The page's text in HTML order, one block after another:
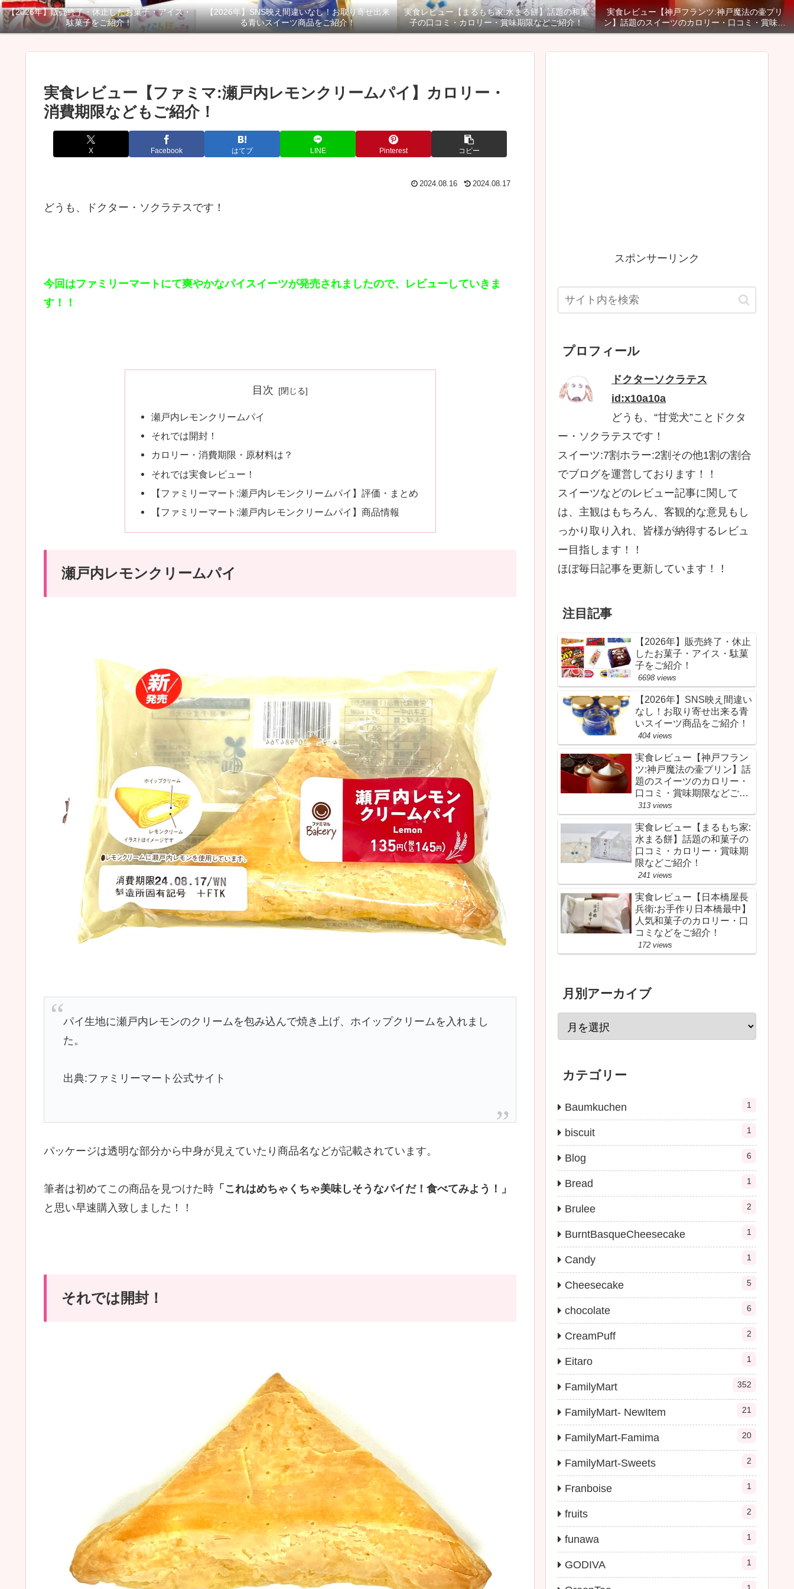
【2026年】販売終了・休止したお菓子・アイス・
駄菓子をご紹介！
【2026年】SNS映え間違いなし！お取り寄せ出来
る青いスイーツ商品をご紹介！
実食レビュー【まるもち家:水まる餅】話題の和菓
子の口コミ・カロリー・賞味期限などご紹介！
実食レビュー【神戸フランツ:神戸魔法の壷プリ
ン】話題のスイーツのカロリー・口コミ・賞味期
限などご紹介！
実食レビュー【ファミマ:瀬戸内レモンクリームパイ】カロリー・
消費期限などもご紹介！
X Facebook はてブ LINE Pinterest コピー
2024.08.16 2024.08.17
どうも、ドクター・ソクラテスです！
今回はファミリーマートにて爽やかなパイスイーツが発売されましたので、レビューしていきま
す！！
目次
瀬戸内レモンクリームパイ
それでは開封！
カロリー・消費期限・原材料は？
それでは実食レビュー！
【ファミリーマート:瀬戸内レモンクリームパイ】評価・まとめ
【ファミリーマート:瀬戸内レモンクリームパイ】商品情報
瀬戸内レモンクリームパイ
パイ生地に瀬戸内レモンのクリームを包み込んで焼き上げ、ホイップクリームを入れまし
た。
出典:ファミリーマート公式サイト
パッケージは透明な部分から中身が見えていたり商品名などが記載されています。
筆者は初めてこの商品を見つけた時 「これはめちゃくちゃ美味しそうなパイだ！食べてみよう！」
と思い早速購入致しました！！
それでは開封！
スポンサーリンク
プロフィール
ドクターソクラテス
id:x10a10a
どうも、“甘党犬”ことドクタ
ー・ソクラテスです！
スイーツ:7割ホラー:2割その他1割の割合
でブログを運営しております！！
スイーツなどのレビュー記事に関して
は、主観はもちろん、客観的な意見もし
っかり取り入れ、皆様が納得するレビュ
ー目指します！！
ほぼ毎日記事を更新しています！！
注目記事
【2026年】販売終了・休止
したお菓子・アイス・駄菓
子をご紹介！
6698 views
【2026年】SNS映え間違い
なし！お取り寄せ出来る青
いスイーツ商品をご紹介！
404 views
実食レビュー【神戸フラン
ツ:神戸魔法の壷プリン】話
題のスイーツのカロリー・
口コミ・賞味期限などご紹
介！
313 views
実食レビュー【まるもち家:
水まる餅】話題の和菓子の
口コミ・カロリー・賞味期
限などご紹介！
241 views
実食レビュー【日本橋屋長
兵衛:お手作り日本橋最中】
人気和菓子のカロリー・口
コミなどをご紹介！
172 views
月別アーカイブ
カテゴリー
Baumkuchen 1
biscuit 1
Blog 6
Bread 1
Brulee 2
BurntBasqueCheesecake 1
Candy 1
Cheesecake 5
chocolate 6
CreamPuff 2
Eitaro 1
FamilyMart 352
FamilyMart- NewItem 21
FamilyMart-Famima 20
FamilyMart-Sweets 2
Franboise 1
fruits 2
funawa 1
GODIVA 1